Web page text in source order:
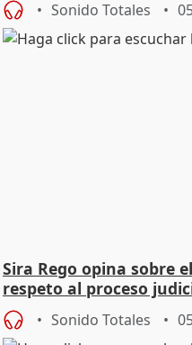
Sonido Totales
Sira Rego opina sobre
respeto al proceso
Sonido Totales